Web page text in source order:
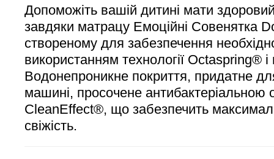
Допоможіть вашій дитині мати
завдяки матрацу Емоційні Совенятка
створеному для забезпечення
використанням технології Octaspring®
Водонепроникне покриття, придатне
машині, просочене антибактеріальною
CleanEffect®, що забезпечить
свіжість.